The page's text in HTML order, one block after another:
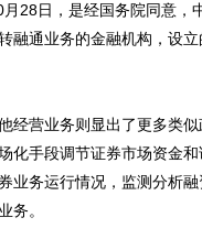
日，是经国务院同意，
融通业务的金融机构，设
营业务则显出了更多类似
化手段调节证券市场资金
业务运行情况，监测分析
务。